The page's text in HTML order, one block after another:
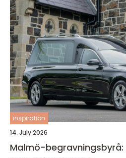
inspiration
14. July 2026
Malmö-